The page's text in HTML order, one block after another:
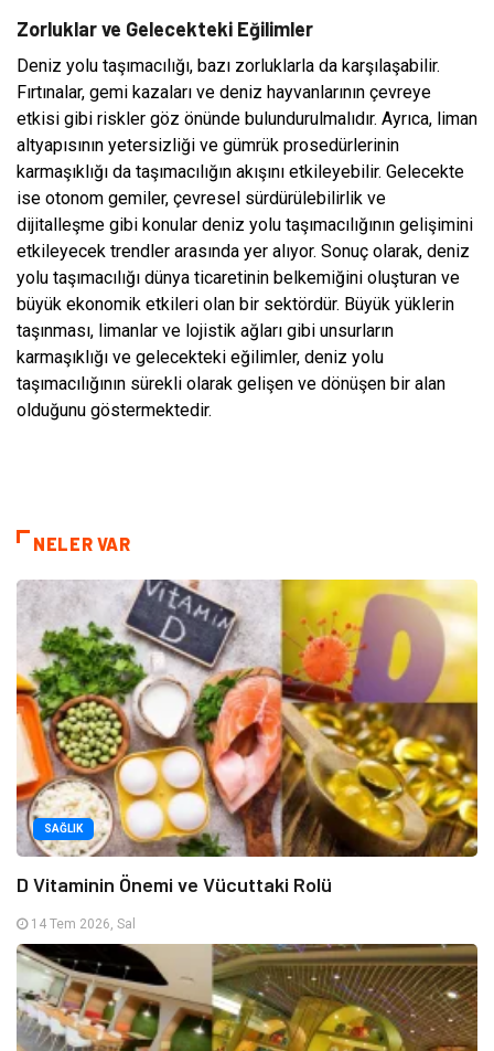
Zorluklar ve Gelecekteki Eğilimler
Deniz yolu taşımacılığı, bazı zorluklarla da karşılaşabilir.
Fırtınalar, gemi kazaları ve deniz hayvanlarının çevreye
etkisi gibi riskler göz önünde bulundurulmalıdır. Ayrıca, liman
altyapısının yetersizliği ve gümrük prosedürlerinin
karmaşıklığı da taşımacılığın akışını etkileyebilir. Gelecekte
ise otonom gemiler, çevresel sürdürülebilirlik ve
dijitalleşme gibi konular deniz yolu taşımacılığının gelişimini
etkileyecek trendler arasında yer alıyor. Sonuç olarak, deniz
yolu taşımacılığı dünya ticaretinin belkemiğini oluşturan ve
büyük ekonomik etkileri olan bir sektördür. Büyük yüklerin
taşınması, limanlar ve lojistik ağları gibi unsurların
karmaşıklığı ve gelecekteki eğilimler, deniz yolu
taşımacılığının sürekli olarak gelişen ve dönüşen bir alan
olduğunu göstermektedir.
NELER VAR
SAĞLIK
D Vitaminin Önemi ve Vücuttaki Rolü
14 Tem 2026, Sal